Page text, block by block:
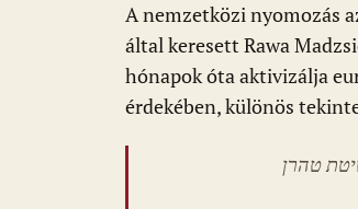
A nemzetközi nyomozás
által keresett Rawa
hónapok óta aktivizálja
érdekében, különös
טהרן